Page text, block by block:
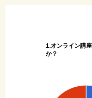
1.オンライン講
か？